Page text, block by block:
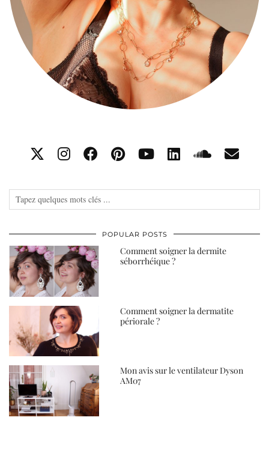
POPULAR POSTS
Comment soigner la dermite
séborrhéique ?
Comment soigner la dermatite
périorale ?
Mon avis sur le ventilateur Dyson
AM07